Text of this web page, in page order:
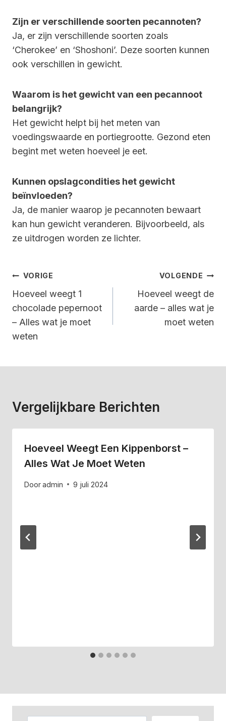
Zijn er verschillende soorten pecannoten?
Ja, er zijn verschillende soorten zoals
‘Cherokee’ en ‘Shoshoni’. Deze soorten kunnen
ook verschillen in gewicht.
Waarom is het gewicht van een pecannoot
belangrijk?
Het gewicht helpt bij het meten van
voedingswaarde en portiegrootte. Gezond eten
begint met weten hoeveel je eet.
Kunnen opslagcondities het gewicht
beïnvloeden?
Ja, de manier waarop je pecannoten bewaart
kan hun gewicht veranderen. Bijvoorbeeld, als
ze uitdrogen worden ze lichter.
Bericht
Navigatie
VORIGE
Hoeveel weegt 1
chocolade pepernoot
– Alles wat je moet
weten
VOLGENDE
Hoeveel weegt de
aarde – alles wat je
moet weten
Vergelijkbare Berichten
Hoeveel Weegt Een Kippenborst –
Alles Wat Je Moet Weten
Dooradmin 9 juli 2024